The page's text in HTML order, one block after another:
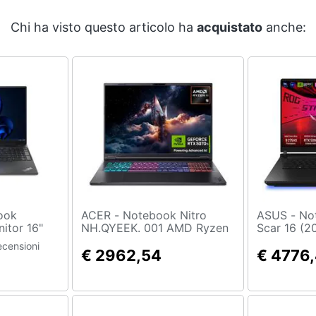
Chi ha visto questo articolo ha acquistatoanche:
16"
Ultra 7
512
1 x 3.2
Gen 2
Pro
ACER - Notebook Nitro
NH.QYEEK. 001 AMD Ryzen
WQXGA RAM 32GB SSD
2TB NVIDIA GeForce RTX
Nero
€ 2962,54
ASUS - Notebook Rog Strix
Scar 16
275hx
Rtx 5090
€